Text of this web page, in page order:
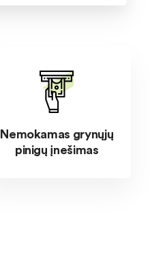
Nemokamas grynųjų
pinigų įnešimas